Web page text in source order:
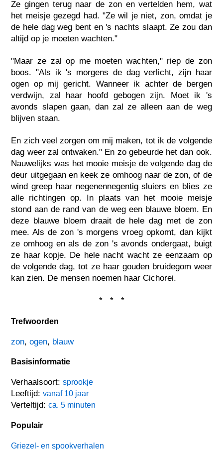
Ze gingen terug naar de zon en vertelden hem, wat
het meisje gezegd had. "Ze wil je niet, zon, omdat je
de hele dag weg bent en 's nachts slaapt. Ze zou dan
altijd op je moeten wachten."
"Maar ze zal op me moeten wachten," riep de zon
boos. "Als ik 's morgens de dag verlicht, zijn haar
ogen op mij gericht. Wanneer ik achter de bergen
verdwijn, zal haar hoofd gebogen zijn. Moet ik 's
avonds slapen gaan, dan zal ze alleen aan de weg
blijven staan.
En zich veel zorgen om mij maken, tot ik de volgende
dag weer zal ontwaken." En zo gebeurde het dan ook.
Nauwelijks was het mooie meisje de volgende dag de
deur uitgegaan en keek ze omhoog naar de zon, of de
wind greep haar negenennegentig sluiers en blies ze
alle richtingen op. In plaats van het mooie meisje
stond aan de rand van de weg een blauwe bloem. En
deze blauwe bloem draait de hele dag met de zon
mee. Als de zon 's morgens vroeg opkomt, dan kijkt
ze omhoog en als de zon 's avonds ondergaat, buigt
ze haar kopje. De hele nacht wacht ze eenzaam op
de volgende dag, tot ze haar gouden bruidegom weer
kan zien. De mensen noemen haar Cichorei.
* * *
Trefwoorden
zon,ogen, blauw
Basisinformatie
Verhaalsoort:sprookje
Leeftijd:vanaf 10 jaar
Verteltijd:ca. 5 minuten
Populair
Griezel- en spookverhalen